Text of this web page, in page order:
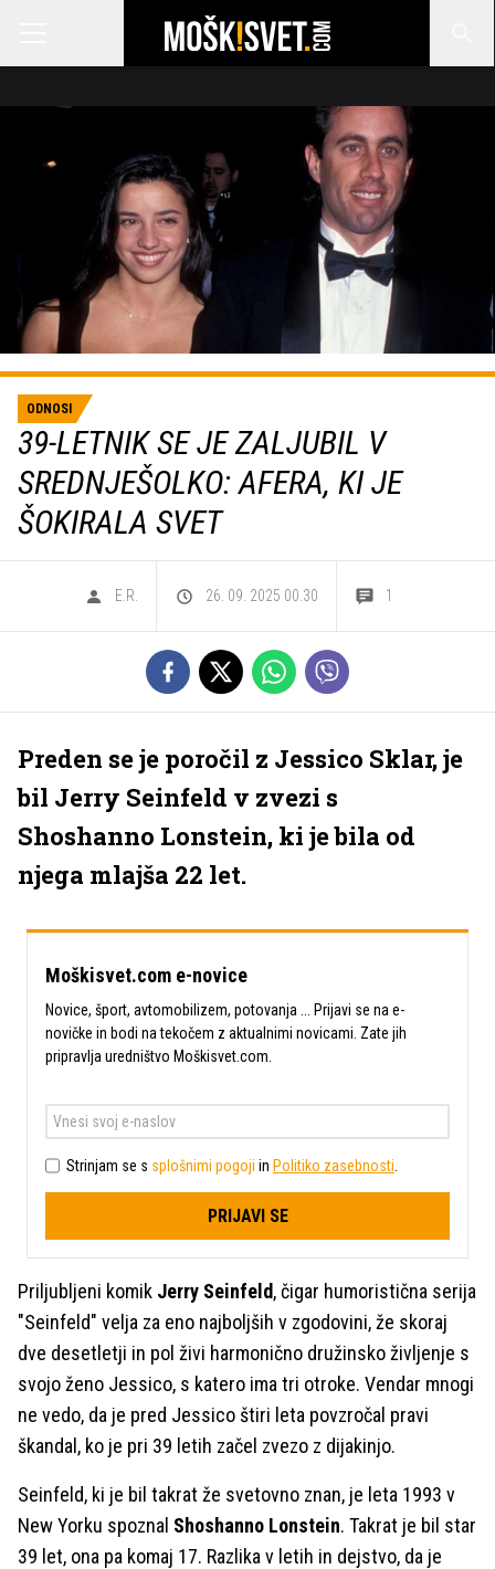
ODNOSI
39-LETNIK SE JE ZALJUBIL V
SREDNJEŠOLKO: AFERA, KI JE
ŠOKIRALA SVET
E.R. 26. 09. 2025 00.30 1
Preden se je poročil z Jessico Sklar, je
bil Jerry Seinfeld v zvezi s
Shoshanno Lonstein, ki je bila od
njega mlajša 22 let.
Moškisvet.com e-novice
Novice, šport, avtomobilizem, potovanja ... Prijavi se na e-
novičke in bodi na tekočem z aktualnimi novicami. Zate jih
pripravlja uredništvo Moškisvet.com.
Strinjam se s splošnimi pogoji in Politiko zasebnosti
PRIJAVI SE
Priljubljeni komik Jerry Seinfeld, čigar humoristična serija
"Seinfeld" velja za eno najboljših v zgodovini, že skoraj
dve desetletji in pol živi harmonično družinsko življenje s
svojo ženo Jessico, s katero ima tri otroke. Vendar mnogi
ne vedo, da je pred Jessico štiri leta povzročal pravi
škandal, ko je pri 39 letih začel zvezo z dijakinjo.
Seinfeld, ki je bil takrat že svetovno znan, je leta 1993 v
New Yorku spoznal Shoshanno Lonstein. Takrat je bil star
39 let, ona pa komaj 17. Razlika v letih in dejstvo, da je